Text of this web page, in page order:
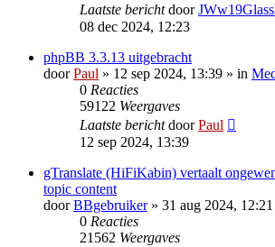
Laatste berichtdoor
08 dec 2024, 12:23
phpBB 3.3.13 uitgebracht
doorPaul » 12 sep 2024, 13:39 » in
0 Reacties
59122 Weergaves
Laatste berichtdoorPaul
12 sep 2024, 13:39
gTranslate (HiFiKabin) vertaalt
topic content
doorBBgebruiker» 31 aug 2024,
0 Reacties
21562 Weergaves